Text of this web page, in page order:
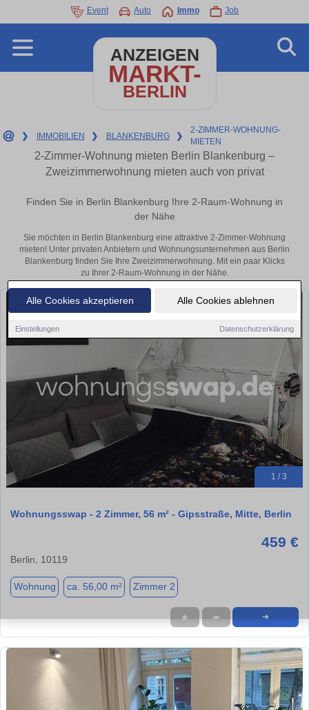
Alle Cookies akzeptieren Alle Cookies ablehnen
Einstellungen Datenschutzerklärung
Event Auto Immo Job
ANZEIGEN
MARKT-
BERLIN
❯ IMMOBILIEN ❯ BLANKENBURG ❯
2-ZIMMER-WOHNUNG-
MIETEN
2-Zimmer-Wohnung mieten Berlin Blankenburg –
Zweizimmerwohnung mieten auch von privat
Finden Sie in Berlin Blankenburg Ihre 2-Raum-Wohnung in
der Nähe
Sie möchten in Berlin Blankenburg eine attraktive 2-Zimmer-Wohnung
mieten! Unter privaten Anbietern und Wohnungsunternehmen aus Berlin
Blankenburg finden Sie Ihre Zweizimmerwohnung. Mit ein paar Klicks
zu Ihrer 2-Raum-Wohnung in der Nähe.
1 / 3
Wohnungsswap - 2 Zimmer, 56 m² - Gipsstraße, Mitte, Berlin
459 €
Berlin, 10119
Wohnung ca. 56,00 m² Zimmer 2
★ ➦ ➜